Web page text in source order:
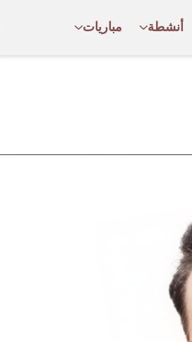
أنشطة مباريات